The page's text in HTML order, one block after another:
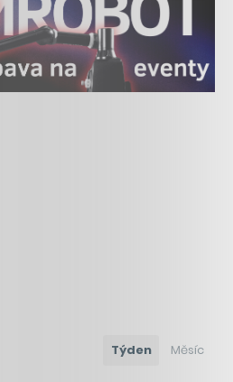
Týden Měsíc